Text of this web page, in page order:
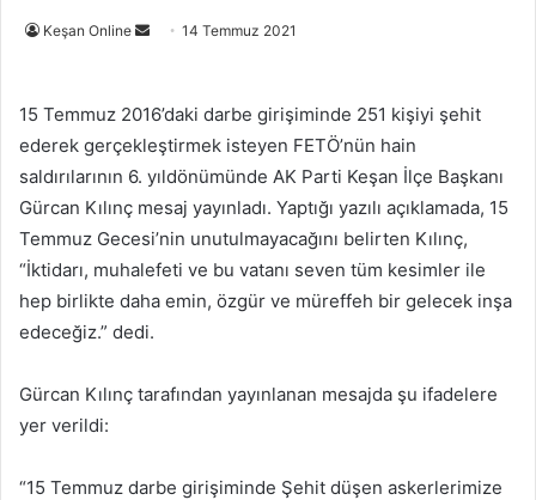
Keşan Online
Bir
göndermek
14 Temmuz 2021
15 Temmuz 2016’daki darbe girişiminde 251 kişiyi şehit
ederek gerçekleştirmek isteyen FETÖ’nün hain
saldırılarının 6. yıldönümünde AK Parti Keşan İlçe Başkanı
Gürcan Kılınç mesaj yayınladı. Yaptığı yazılı açıklamada, 15
Temmuz Gecesi’nin unutulmayacağını belirten Kılınç,
“İktidarı, muhalefeti ve bu vatanı seven tüm kesimler ile
hep birlikte daha emin, özgür ve müreffeh bir gelecek inşa
edeceğiz.” dedi.
Gürcan Kılınç tarafından yayınlanan mesajda şu ifadelere
yer verildi:
“15 Temmuz darbe girişiminde Şehit düşen askerlerimize